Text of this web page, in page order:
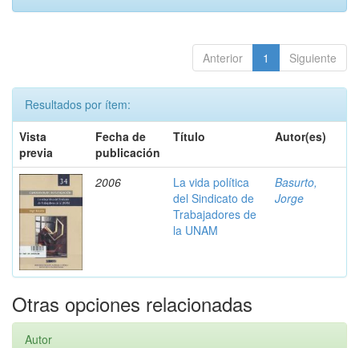
Anterior 1 Siguiente
Resultados por ítem:
Vista
previa
Fecha de
publicación
Título Autor(es)
2006
La vida política
del Sindicato de
Trabajadores de
la UNAM
Basurto,
Jorge
Otras opciones relacionadas
Autor